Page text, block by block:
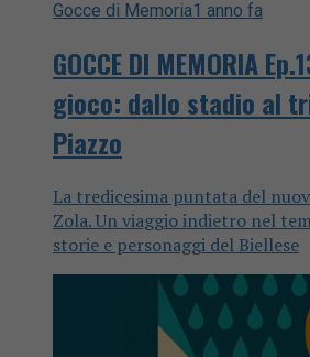
Gocce di Memoria1 anno fa
GOCCE DI MEMORIA
gioco: dallo stadio al
Piazzo
La tredicesima puntata del
Zola. Un viaggio indietro nel
storie e personaggi del Biellese